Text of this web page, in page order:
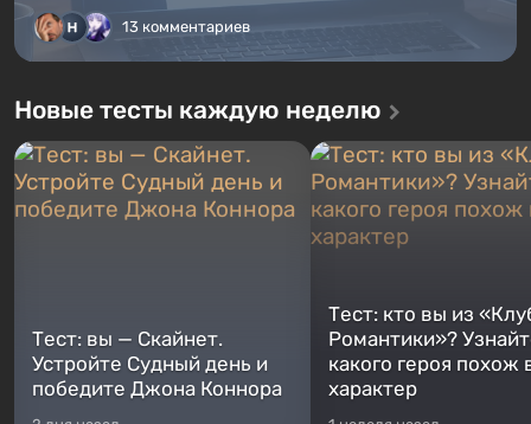
13 комментариев
Новые тесты каждую неделю
Тест: вы — Скайнет.
Устройте Судный день и
победите Джона Коннора
Тест: кто вы из
Романтики»?
какого героя похож
характер